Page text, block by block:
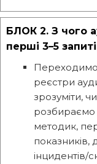
БЛОК 2. З чого
перші 3–5
Переходимо
реєстри
зрозуміти,
розбираємо
методик,
показників,
інцидентів/